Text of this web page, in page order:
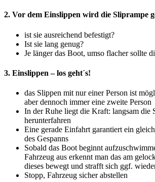
2. Vor dem Einslippen wird die Sliprampe
ist sie ausreichend befestigt?
Ist sie lang genug?
Je länger das Boot, umso flacher sollte
3. Einslippen – los geht´s!
das Slippen mit nur einer Person ist
aber dennoch immer eine zweite Person
In der Ruhe liegt die Kraft: langsam die
herunterfahren
Eine gerade Einfahrt garantiert ein
des Gespanns
Sobald das Boot beginnt
Fahrzeug aus erkennt man das am
dieses bewegt und strafft sich ggf.
Stopp, Fahrzeug sicher abstellen